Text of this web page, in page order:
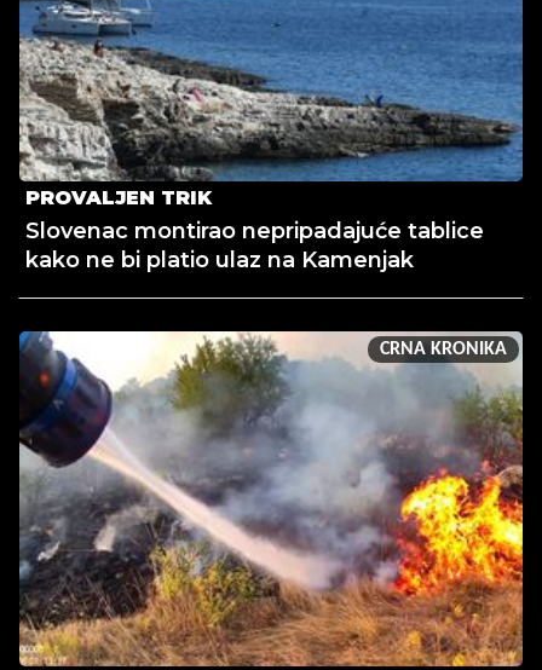
PROVALJEN TRIK
Slovenac montirao nepripadajuće tablice
kako ne bi platio ulaz na Kamenjak
CRNA KRONIKA